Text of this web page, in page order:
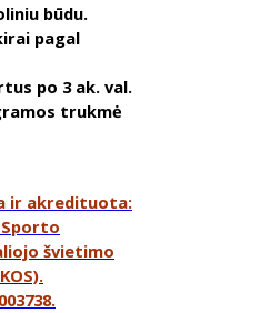
būdu.
pagal
po 3 ak. val.
trukmė
ir akredituota:
švietimo